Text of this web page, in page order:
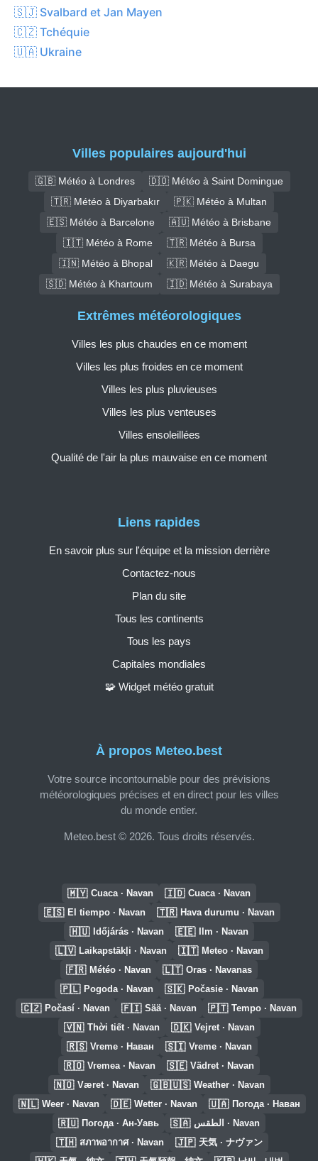
🇸🇯 Svalbard et Jan Mayen
🇨🇿 Tchéquie
🇺🇦 Ukraine
Villes populaires aujourd'hui
🇬🇧 Météo à Londres
🇩🇴 Météo à Saint Domingue
🇹🇷 Météo à Diyarbakır
🇵🇰 Météo à Multan
🇪🇸 Météo à Barcelone
🇦🇺 Météo à Brisbane
🇮🇹 Météo à Rome
🇹🇷 Météo à Bursa
🇮🇳 Météo à Bhopal
🇰🇷 Météo à Daegu
🇸🇩 Météo à Khartoum
🇮🇩 Météo à Surabaya
À propos Meteo.best
Votre source incontournable pour des prévisions
météorologiques précises et en direct pour les villes
du monde entier.
Meteo.best © 2026. Tous droits réservés.
Liens rapides
En savoir plus sur l'équipe et la mission derrière
Contactez-nous
Plan du site
Tous les continents
Tous les pays
Capitales mondiales
🧩 Widget météo gratuit
Extrêmes météorologiques
Villes les plus chaudes en ce moment
Villes les plus froides en ce moment
Villes les plus pluvieuses
Villes les plus venteuses
Villes ensoleillées
Qualité de l'air la plus mauvaise en ce moment
🇲🇾 Cuaca · Navan 🇮🇩 Cuaca · Navan
🇪🇸 El tiempo · Navan 🇹🇷 Hava durumu · Navan
🇭🇺 Időjárás · Navan 🇪🇪 Ilm · Navan
🇱🇻 Laikapstākļi · Navan 🇮🇹 Meteo · Navan
🇫🇷 Météo · Navan 🇱🇹 Oras · Navanas
🇵🇱 Pogoda · Navan 🇸🇰 Počasie · Navan
🇨🇿 Počasí · Navan 🇫🇮 Sää · Navan 🇵🇹 Tempo · Navan
🇻🇳 Thời tiết · Navan 🇩🇰 Vejret · Navan
🇷🇸 Vreme · Наван 🇸🇮 Vreme · Navan
🇷🇴 Vremea · Navan 🇸🇪 Vädret · Navan
🇳🇴 Været · Navan 🇬🇧🇺🇸 Weather · Navan
🇳🇱 Weer · Navan 🇩🇪 Wetter · Navan 🇺🇦 Погода · Наван
🇷🇺 Погода · Ан-Уавь 🇸🇦 الطقس · Navan
🇹🇭 สภาพอากาศ · Navan 🇯🇵 天気 · ナヴァン